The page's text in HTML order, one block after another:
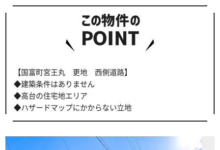
【国富町宮王丸 更地 西側道路】
◆建築条件はありません
◆高台の住宅地エリア
◆ハザードマップにかからない立地